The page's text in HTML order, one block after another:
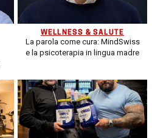
WELLNESS & SALUTE
La parola come cura: MindSwiss
e la psicoterapia in lingua madre